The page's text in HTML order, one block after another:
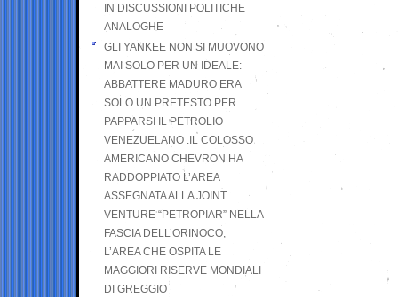
IN DISCUSSIONI POLITICHE
ANALOGHE
GLI YANKEE NON SI MUOVONO
MAI SOLO PER UN IDEALE:
ABBATTERE MADURO ERA
SOLO UN PRETESTO PER
PAPPARSI IL PETROLIO
VENEZUELANO .IL COLOSSO
AMERICANO CHEVRON HA
RADDOPPIATO L’AREA
ASSEGNATA ALLA JOINT
VENTURE “PETROPIAR” NELLA
FASCIA DELL’ORINOCO,
L’AREA CHE OSPITA LE
MAGGIORI RISERVE MONDIALI
DI GREGGIO